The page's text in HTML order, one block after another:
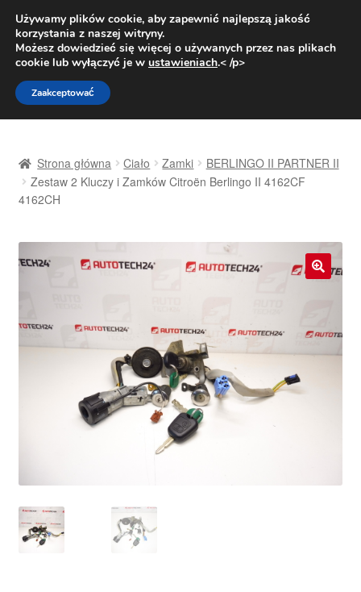
DOSTAWA od 31 zł
Pn.-pt. 9:00-16:00800 003 167
Przejdź
do
nawigacji
Przejdź
do
treści
Dostawa
Kontakt
O nas
Polityka prywatności
Skarga
Strona główna Ciało Zamki
BERLINGO II PARTNER II
Zestaw 2 Kluczy i Zamków Citroën Berlingo II 4162CF
4162CH
Używamy plików cookie, aby zapewnić najlepszą jakość
korzystania z naszej witryny.
Możesz dowiedzieć się więcej o używanych przez nas plikach
cookie lub wyłączyć je w ustawieniach.< /p>
Zaakceptować